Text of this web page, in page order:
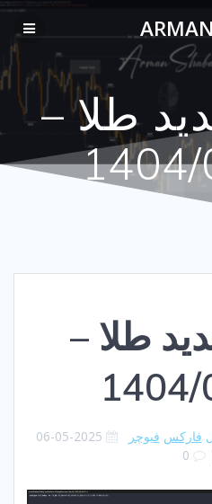
to
content
ARMAN
طلا –
طلا –
فارکس فیوچر
2025-05-06
0